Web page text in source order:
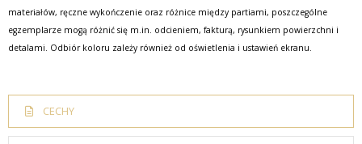
materiałów, ręczne wykończenie oraz różnice między partiami, poszczególne
egzemplarze mogą różnić się m.in. odcieniem, fakturą, rysunkiem powierzchni i
detalami. Odbiór koloru zależy również od oświetlenia i ustawień ekranu.
CECHY